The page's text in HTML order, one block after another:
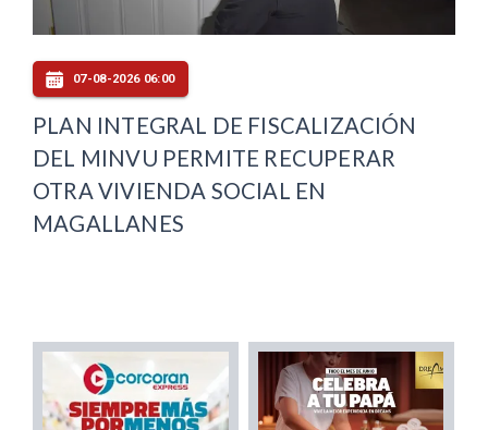
07-08-2026 06:00
PLAN INTEGRAL DE FISCALIZACIÓN
DEL MINVU PERMITE RECUPERAR
OTRA VIVIENDA SOCIAL EN
MAGALLANES